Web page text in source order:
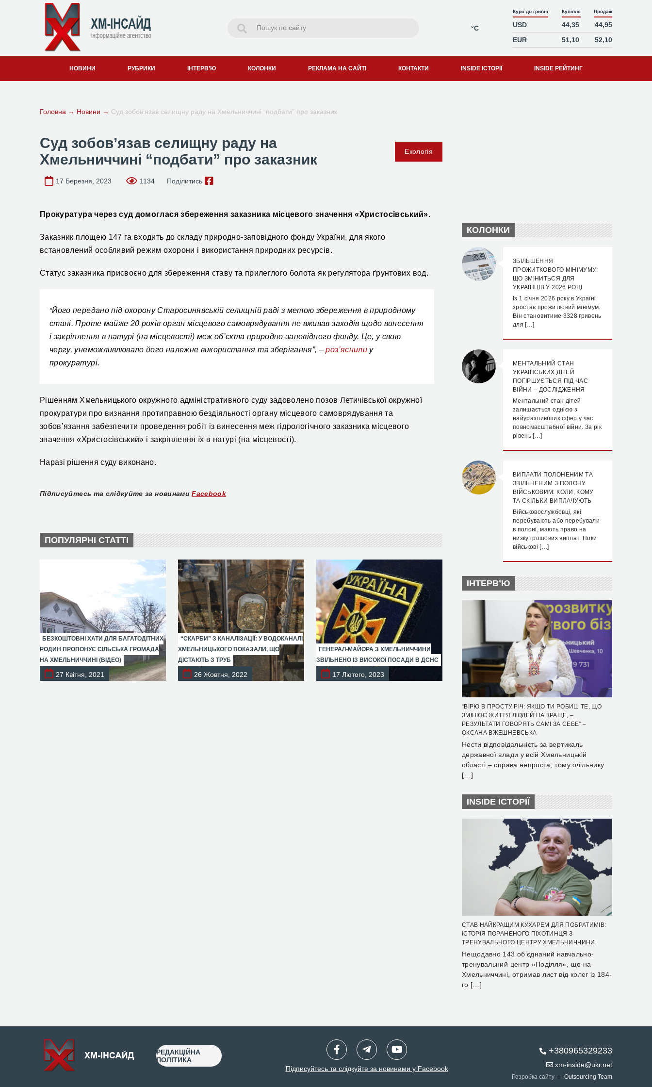
°C
Курс до гривні Купівля Продаж
USD 44,35
44,95
EUR
51,10 52,10
НОВИНИ РУБРИКИ ІНТЕРВ’Ю КОЛОНКИ РЕКЛАМА НА САЙТІ КОНТАКТИ INSIDE ІСТОРІЇ INSIDE РЕЙТИНГ
Головна → Новини → Суд зобов’язав селищну раду на Хмельниччині “подбати” про заказник
Суд зобов’язав селищну раду на
Хмельниччині “подбати” про заказник
Екологія
17 Березня, 2023 1134 Поділитись
Прокуратура через суд домоглася збереження заказника місцевого значення «Христосівський».
Заказник площею 147 га входить до складу природно-заповідного фонду України, для якого
встановлений особливий режим охорони і використання природних ресурсів.
Статус заказника присвоєно для збереження ставу та прилеглого болота як регулятора ґрунтових вод.
“Його передано під охорону Старосинявській селищній раді з метою збереження в природному
стані. Проте майже 20 років орган місцевого самоврядування не вживав заходів щодо винесення
і закріплення в натурі (на місцевості) меж об’єкта природно-заповідного фонду. Це, у свою
чергу, унеможливлювало його належне використання та зберігання”, –роз’яснилиу
прокуратурі.
Рішенням Хмельницького окружного адміністративного суду задоволено позов Летичівської окружної
прокуратури про визнання протиправною бездіяльності органу місцевого самоврядування та
зобов’язання забезпечити проведення робіт із винесення меж гідрологічного заказника місцевого
значення «Христосівський» і закріплення їх в натурі (на місцевості).
Наразі рішення суду виконано.
Підписуйтесь та слідкуйте за новинами Facebook
ПОПУЛЯРНІ СТАТТІ
БЕЗКОШТОВНІ ХАТИ ДЛЯ БАГАТОДІТНИХ
РОДИН ПРОПОНУЄ СІЛЬСЬКА ГРОМАДА
НА ХМЕЛЬНИЧЧИНІ (ВІДЕО)
27 Квітня, 2021
“СКАРБИ” З КАНАЛІЗАЦІЇ: У ВОДОКАНАЛІ
ХМЕЛЬНИЦЬКОГО ПОКАЗАЛИ, ЩО
ДІСТАЮТЬ З ТРУБ
26 Жовтня, 2022
ГЕНЕРАЛ-МАЙОРА З ХМЕЛЬНИЧЧИНИ
ЗВІЛЬНЕНО ІЗ ВИСОКОЇ ПОСАДИ В ДСНС
17 Лютого, 2023
КОЛОНКИ
ЗБІЛЬШЕННЯ
ПРОЖИТКОВОГО МІНІМУМУ:
ЩО ЗМІНИТЬСЯ ДЛЯ
УКРАЇНЦІВ У 2026 РОЦІ
Із 1 січня 2026 року в Україні
зростає прожитковий мінімум.
Він становитиме 3328 гривень
для […]
МЕНТАЛЬНИЙ СТАН
УКРАЇНСЬКИХ ДІТЕЙ
ПОГІРШУЄТЬСЯ ПІД ЧАС
ВІЙНИ – ДОСЛІДЖЕННЯ
Ментальний стан дітей
залишається однією з
найуразливіших сфер у час
повномасштабної війни. За рік
рівень […]
ВИПЛАТИ ПОЛОНЕНИМ ТА
ЗВІЛЬНЕНИМ З ПОЛОНУ
ВІЙСЬКОВИМ: КОЛИ, КОМУ
ТА СКІЛЬКИ ВИПЛАЧУЮТЬ
Військовослужбовці, які
перебувають або перебували
в полоні, мають право на
низку грошових виплат. Поки
військові […]
ІНТЕРВ’Ю
“ВІРЮ В ПРОСТУ РІЧ: ЯКЩО ТИ РОБИШ ТЕ, ЩО
ЗМІНЮЄ ЖИТТЯ ЛЮДЕЙ НА КРАЩЕ, –
РЕЗУЛЬТАТИ ГОВОРЯТЬ САМІ ЗА СЕБЕ” –
ОКСАНА ВЖЕШНЕВСЬКА
Нести відповідальність за вертикаль
державної влади у всій Хмельницькій
області – справа непроста, тому очільнику
[…]
INSIDE ІСТОРІЇ
СТАВ НАЙКРАЩИМ КУХАРЕМ ДЛЯ ПОБРАТИМІВ:
ІСТОРІЯ ПОРАНЕНОГО ПІХОТИНЦЯ З
ТРЕНУВАЛЬНОГО ЦЕНТРУ ХМЕЛЬНИЧЧИНИ
Нещодавно 143 об’єднаний навчально-
тренувальний центр «Поділля», що на
Хмельниччині, отримав лист від колег із 184-
го […]
РЕДАКЦІЙНА
ПОЛІТИКА
Підписуйтесь та слідкуйте за новинами у Facebook
+380965329233
xm-inside@ukr.net
Розробка сайту — Outsourcing Team